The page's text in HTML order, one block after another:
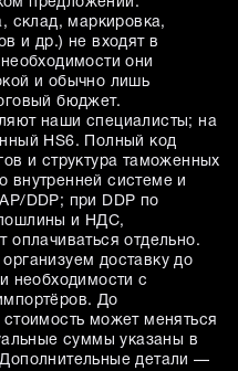
склад, маркировка,
и др.) не входят в
они
и обычно лишь
бюджет.
наши специалисты; на
HS6. Полный код
и структура таможенных
внутренней системе и
DDP; при DDP по
и НДС,
оплачиваться отдельно.
доставку до
необходимости с
До
может меняться
суммы указаны в
детали —